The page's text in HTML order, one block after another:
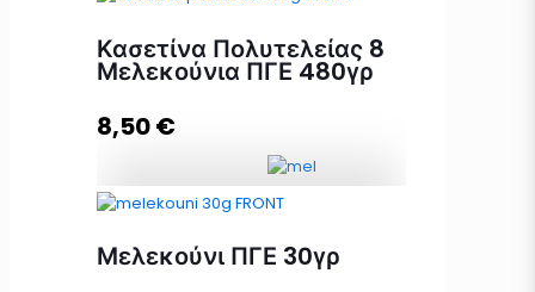
Μελεκούνια ΠΓΕ 720γρ ποσότητα
Προσθήκη στο καλάθι
Κασετίνα Πολυτελείας 8
Μελεκούνια ΠΓΕ 480γρ
8,50€
Μελεκούνια ΠΓΕ 480γρ ποσότητα
Μελεκούνι ΠΓΕ 30γρ